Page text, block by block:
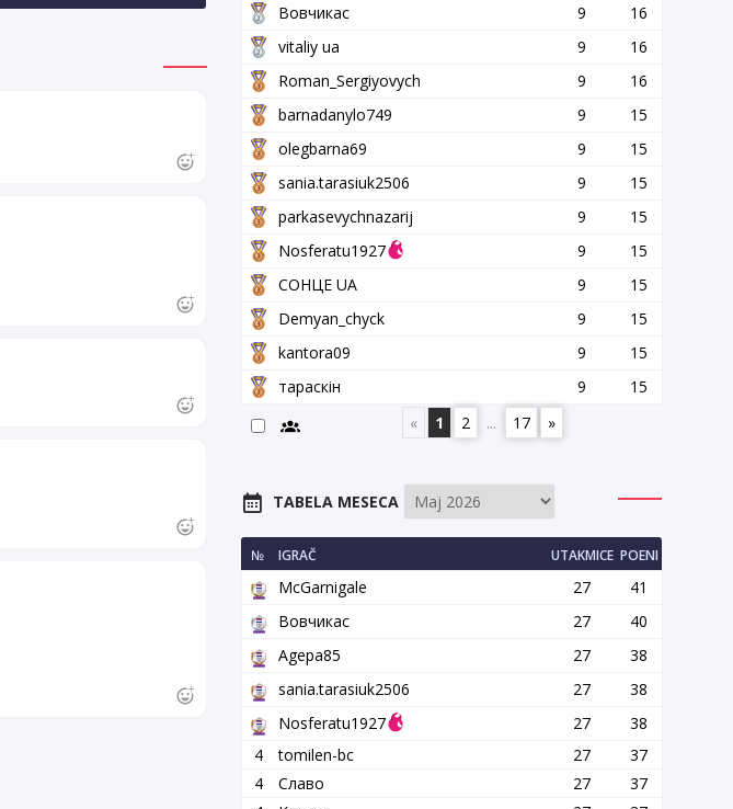
Вовчикас
9
16
vitaliy ua
9
16
Roman_Sergiyovych
9
16
barnadanylo749
9
15
olegbarna69
9
15
sania.tarasiuk2506
9
15
parkasevychnazarij
9
15
Nosferatu1927
9
15
СОНЦЕ UA
9
15
Demyan_chyck
9
15
kantora09
9
15
тараскін
9
15
«
1 2 ... 17 »
TABELA MESECA
№ IGRAČ UTAKMICE POENI
McGarnigale 27
41
Вовчикас
27
40
Agepa85
27
38
sania.tarasiuk2506
27
38
Nosferatu1927
27
38
4
tomilen-bc 27
37
4
Славо 27
37